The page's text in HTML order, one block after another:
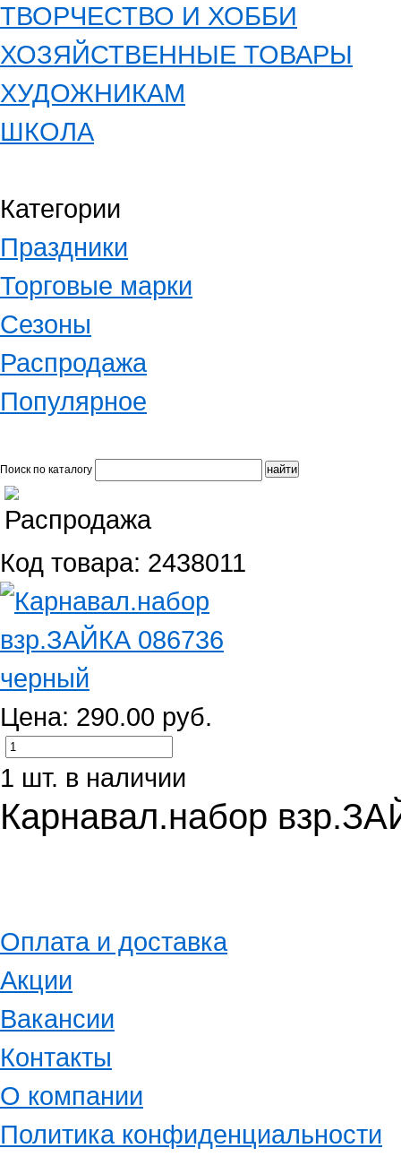
ТВОРЧЕСТВО И ХОББИ
ХОЗЯЙСТВЕННЫЕ ТОВАРЫ
ХУДОЖНИКАМ
ШКОЛА
Категории
Праздники
Торговые марки
Сезоны
Распродажа
Популярное
Поиск по каталогу
Код товара: 2438011
Цена: 290.00 руб.
1 шт. в наличии
Карнавал.набор
Оплата и доставка
Акции
Вакансии
Контакты
О компании
Политика конфиденциальности